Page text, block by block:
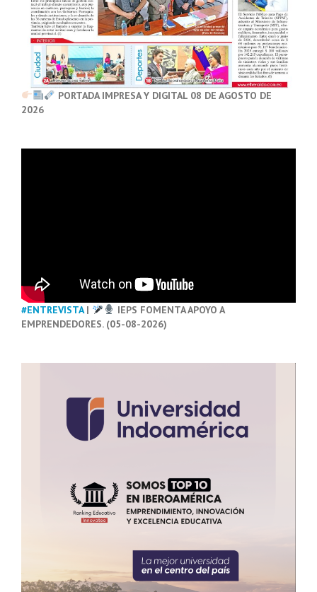
PORTADA IMPRESA Y DIGITAL 08 DE AGOSTO DE
2026
#ENTREVISTA|
IEPS FOMENTA APOYO A
EMPRENDEDORES. (05-08-2026)